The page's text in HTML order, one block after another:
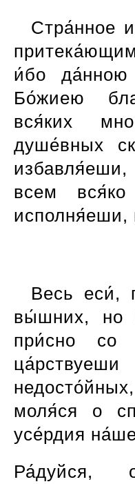
Стра́нное
и́бо
Бо́жиею
вся́ких
душе́вных
всем вся́ко
исполня́еши,
Весь еси́,
вы́шних, но
при́сно со
моля́ся о
усе́рдия
Ра́дуйся,